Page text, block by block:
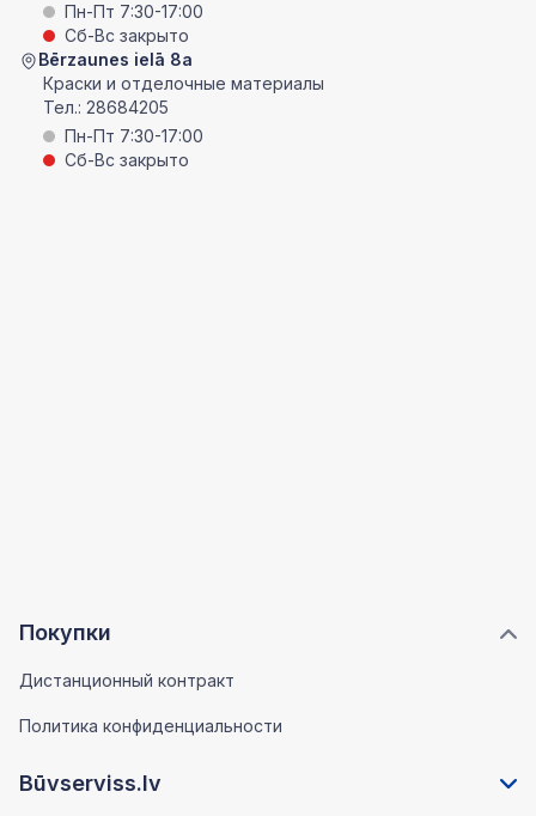
Покупки
Дистанционный контракт
Политика конфиденциальности
Būvserviss.lv
Пн-Пт 7:30-17:00
Сб-Вс закрыто
Bērzaunes ielā 8a
Краски и отделочные материалы
Тел.: 28684205
Пн-Пт 7:30-17:00
Сб-Вс закрыто